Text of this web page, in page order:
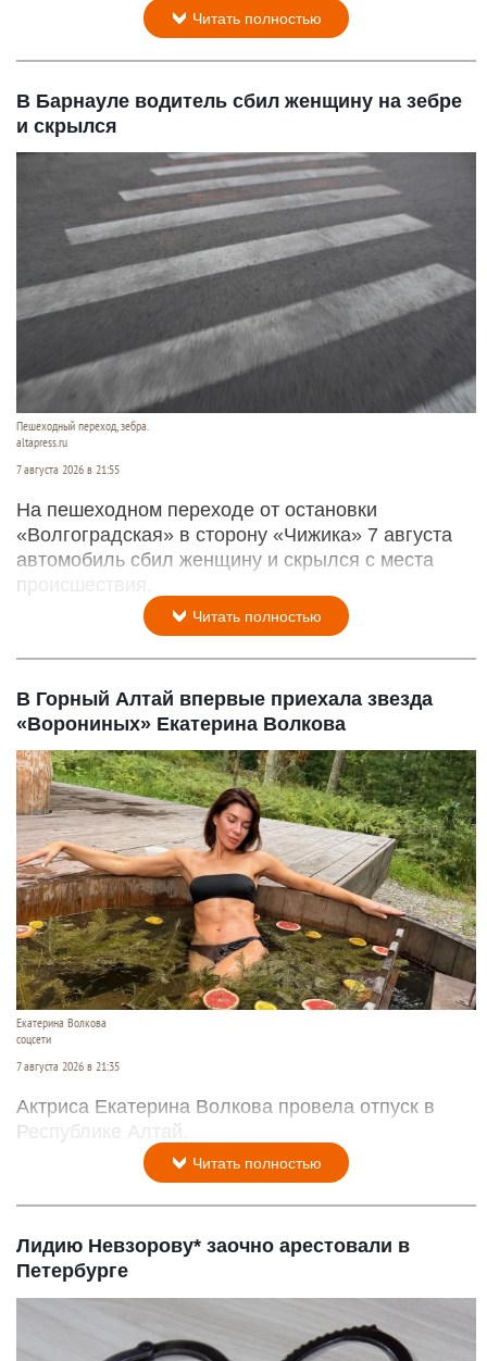
Читать полностью
В Барнауле водитель сбил женщину на зебре
и скрылся
Пешеходный переход, зебра.
altapress.ru
7 августа 2026 в 21:55
На пешеходном переходе от остановки
«Волгоградская» в сторону «Чижика» 7 августа
автомобиль сбил женщину и скрылся с места
происшествия.
Читать полностью
В Горный Алтай впервые приехала звезда
«Ворониных» Екатерина Волкова
Екатерина Волкова
соцсети
7 августа 2026 в 21:35
Актриса Екатерина Волкова провела отпуск в
Республике Алтай.
Читать полностью
Лидию Невзорову* заочно арестовали в
Петербурге